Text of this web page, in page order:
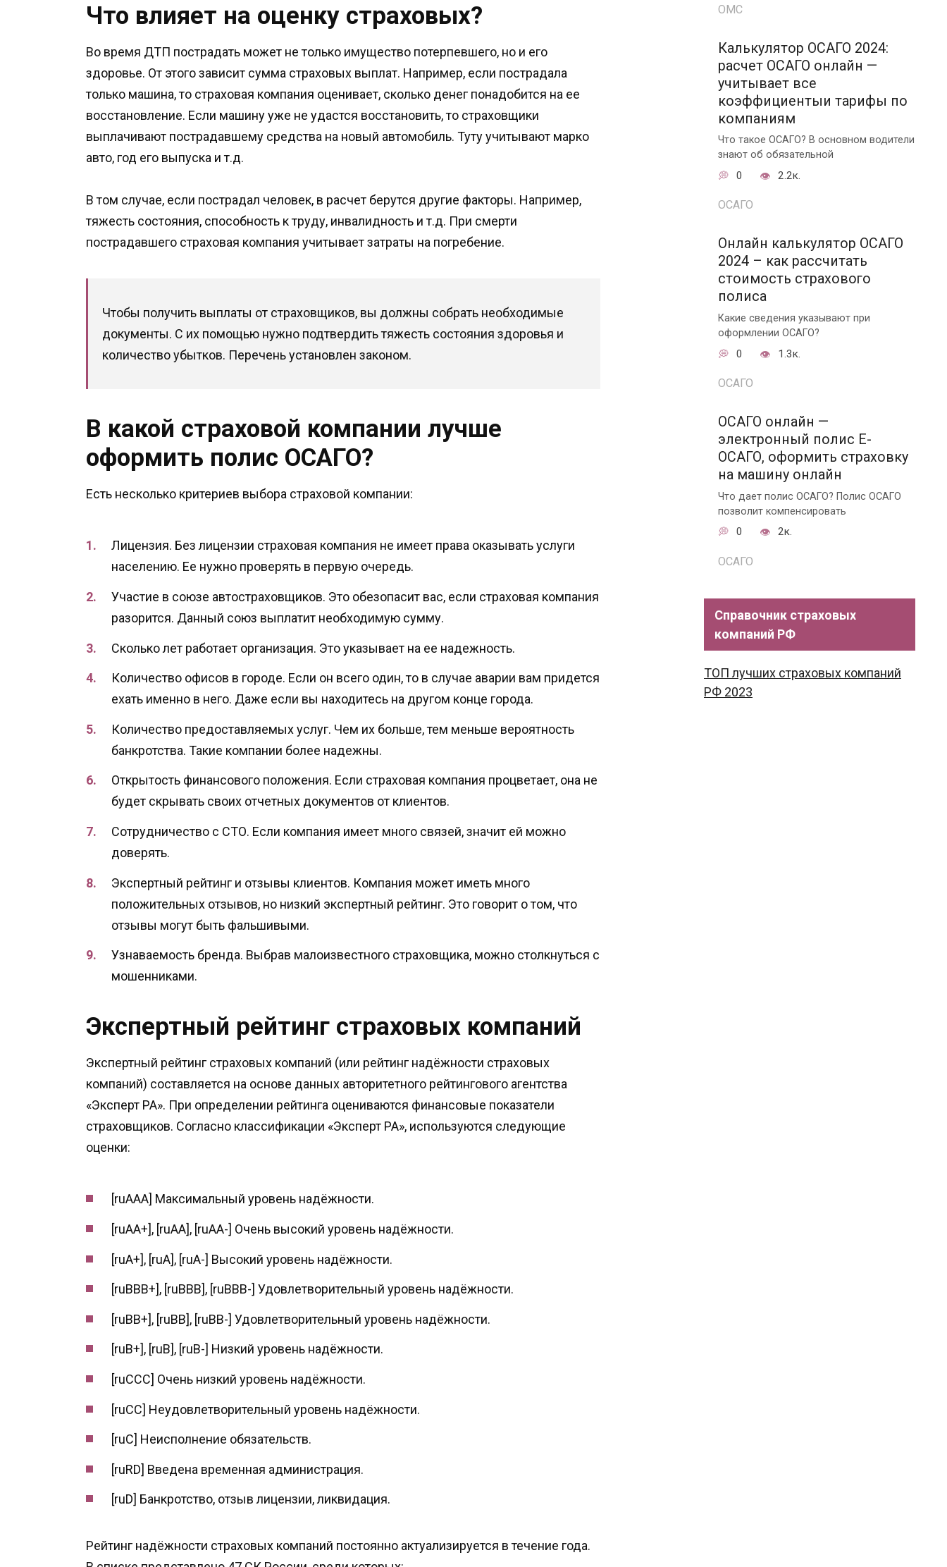
Что влияет на оценку страховых?
Во время ДТП пострадать может не только имущество потерпевшего, но и его
здоровье. От этого зависит сумма страховых выплат. Например, если пострадала
только машина, то страховая компания оценивает, сколько денег понадобится на ее
восстановление. Если машину уже не удастся восстановить, то страховщики
выплачивают пострадавшему средства на новый автомобиль. Туту учитывают марко
авто, год его выпуска и т.д.
В том случае, если пострадал человек, в расчет берутся другие факторы. Например,
тяжесть состояния, способность к труду, инвалидность и т.д. При смерти
пострадавшего страховая компания учитывает затраты на погребение.
Чтобы получить выплаты от страховщиков, вы должны собрать необходимые
документы. С их помощью нужно подтвердить тяжесть состояния здоровья и
количество убытков. Перечень установлен законом.
В какой страховой компании лучше
оформить полис ОСАГО?
Есть несколько критериев выбора страховой компании:
Лицензия. Без лицензии страховая компания не имеет права оказывать услуги
населению. Ее нужно проверять в первую очередь.
Участие в союзе автостраховщиков. Это обезопасит вас, если страховая компания
разорится. Данный союз выплатит необходимую сумму.
Сколько лет работает организация. Это указывает на ее надежность.
Количество офисов в городе. Если он всего один, то в случае аварии вам придется
ехать именно в него. Даже если вы находитесь на другом конце города.
Количество предоставляемых услуг. Чем их больше, тем меньше вероятность
банкротства. Такие компании более надежны.
Открытость финансового положения. Если страховая компания процветает, она не
будет скрывать своих отчетных документов от клиентов.
Сотрудничество с СТО. Если компания имеет много связей, значит ей можно
доверять.
Экспертный рейтинг и отзывы клиентов. Компания может иметь много
положительных отзывов, но низкий экспертный рейтинг. Это говорит о том, что
отзывы могут быть фальшивыми.
Узнаваемость бренда. Выбрав малоизвестного страховщика, можно столкнуться с
мошенниками.
Экспертный рейтинг страховых компаний
Экспертный рейтинг страховых компаний (или рейтинг надёжности страховых
компаний) составляется на основе данных авторитетного рейтингового агентства
«Эксперт РА». При определении рейтинга оцениваются финансовые показатели
страховщиков. Согласно классификации «Эксперт РА», используются следующие
оценки:
[ruAAA] Максимальный уровень надёжности.
[ruAA+], [ruAA], [ruAA-] Очень высокий уровень надёжности.
[ruA+], [ruA], [ruA-] Высокий уровень надёжности.
[ruBBB+], [ruBBB], [ruBBB-] Удовлетворительный уровень надёжности.
[ruBB+], [ruBB], [ruBB-] Удовлетворительный уровень надёжности.
[ruB+], [ruB], [ruB-] Низкий уровень надёжности.
[ruCCC] Очень низкий уровень надёжности.
[ruCC] Неудовлетворительный уровень надёжности.
[ruC] Неисполнение обязательств.
[ruRD] Введена временная администрация.
[ruD] Банкротство, отзыв лицензии, ликвидация.
Рейтинг надёжности страховых компаний постоянно актуализируется в течение года.
ОМС
Калькулятор ОСАГО 2024:
расчет ОСАГО онлайн —
учитывает все
коэффициентыи тарифы по
компаниям
Что такое ОСАГО? В основном водители
знают об обязательной
0 2.2к.
ОСАГО
Онлайн калькулятор ОСАГО
2024 – как рассчитать
стоимость страхового
полиса
Какие сведения указывают при
оформлении ОСАГО?
0 1.3к.
ОСАГО
ОСАГО онлайн —
электронный полис E-
ОСАГО, оформить страховку
на машину онлайн
Что дает полис ОСАГО? Полис ОСАГО
позволит компенсировать
0 2к.
ОСАГО
Справочник страховых
компаний РФ
ТОП лучших страховых компаний
РФ 2023